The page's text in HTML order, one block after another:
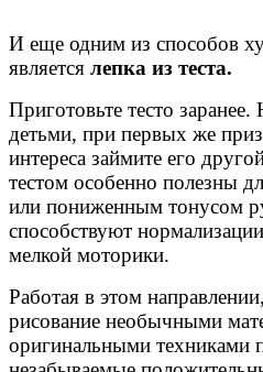
И еще одним из способов
является лепка из теста.
Приготовьте тесто
детьми, при первых же
интереса займите его
тестом особенно полезны
или пониженным тонусом
способствуют
мелкой моторики.
Работая в этом
рисование необычными
оригинальными техниками